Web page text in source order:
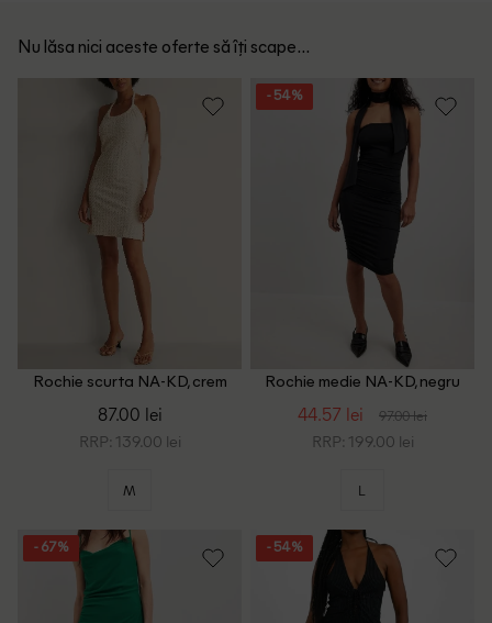
Nu lăsa nici aceste oferte să îți scape...
Rochie scurta NA-KD, crem
87.00 lei
RRP: 139.00 lei
M
- 54%
Rochie medie NA-KD, negru
44.57 lei 97.00 lei
RRP: 199.00 lei
L
- 67% - 54%